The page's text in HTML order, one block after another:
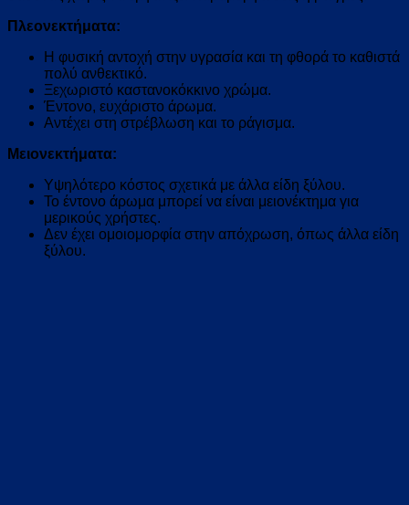
Πλεονεκτήματα:
Η φυσική αντοχή στην υγρασία και τη φθορά το καθιστά
πολύ ανθεκτικό.
Ξεχωριστό καστανοκόκκινο χρώμα.
Έντονο, ευχάριστο άρωμα.
Αντέχει στη στρέβλωση και το ράγισμα.
Μειονεκτήματα:
Υψηλότερο κόστος σχετικά με άλλα είδη ξύλου.
Το έντονο άρωμα μπορεί να είναι μειονέκτημα για
μερικούς χρήστες.
Δεν έχει ομοιομορφία στην απόχρωση, όπως άλλα είδη
ξύλου.